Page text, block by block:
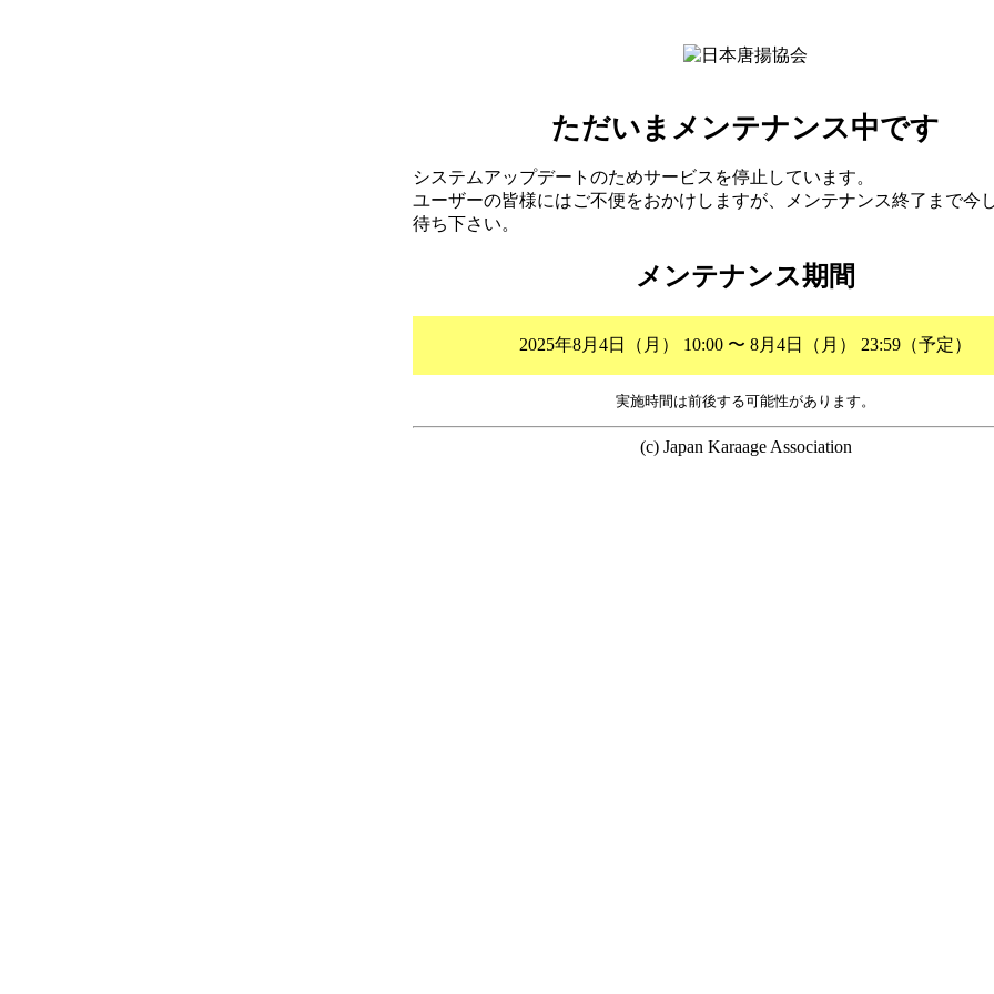
ただいまメンテナンス中です
システムアップデートのためサービスを停止しています。
ユーザーの皆様にはご不便をおかけしますが、メンテナンス終了まで今
待ち下さい。
メンテナンス期間
2025年8月4日（月） 10:00 〜 8月4日（月） 23:59（予定）
実施時間は前後する可能性があります。
(c) Japan Karaage Association